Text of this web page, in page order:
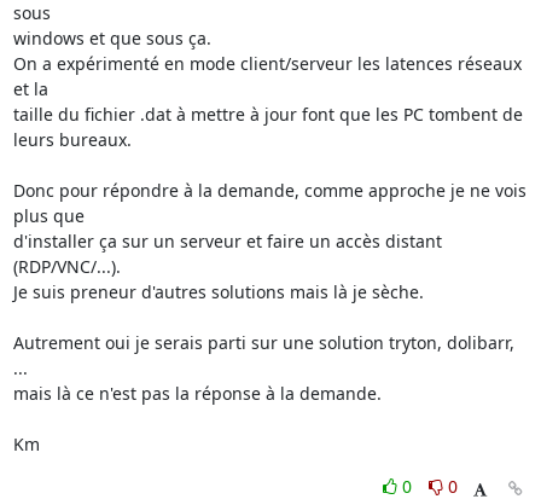
sous
windows et que sous ça.
On a expérimenté en mode client/serveur les latences réseaux
et la
taille du fichier .dat à mettre à jour font que les PC tombent de
leurs bureaux.
Donc pour répondre à la demande, comme approche je ne vois
plus que
d'installer ça sur un serveur et faire un accès distant
(RDP/VNC/...).
Je suis preneur d'autres solutions mais là je sèche.
Autrement oui je serais parti sur une solution tryton, dolibarr,
...
mais là ce n'est pas la réponse à la demande.
Km
0
0